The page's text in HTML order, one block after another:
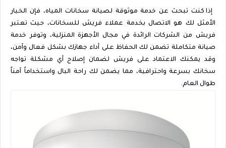
إذا كنت تبحث عن خدمة موثوقة لصيانة سخانات المياه، فإن الخيار
الأمثل لك هو الاتصال بخدمة عملاء فريش للسخانات، حيث تعتبر
فريش من الشركات الرائدة في مجال الأجهزة المنزلية، وتوفر خدمة
صيانة متكاملة تضمن لك الحفاظ على أداء جهازك بشكل فعال وآمن،
وقد يمكنك الاعتماد على فريش لضمان إصلاح أي مشكلة تواجه
سخانك بسرعة واحترافية، مما يضمن لك راحة البال واستخداماً آمناً
طوال العام.